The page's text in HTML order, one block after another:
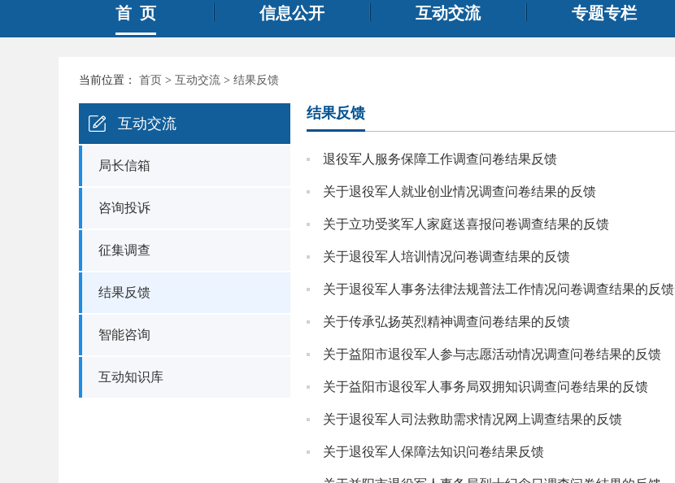
首 页 信息公开 互动交流 专题专栏
当前位置： 首页 > 互动交流 > 结果反馈
互动交流
局长信箱
咨询投诉
征集调查
结果反馈
智能咨询
互动知识库
结果反馈
退役军人服务保障工作调查问卷结果反馈
关于退役军人就业创业情况调查问卷结果的反馈
关于立功受奖军人家庭送喜报问卷调查结果的反馈
关于退役军人培训情况问卷调查结果的反馈
关于退役军人事务法律法规普法工作情况问卷调查结果的反馈
关于传承弘扬英烈精神调查问卷结果的反馈
关于益阳市退役军人参与志愿活动情况调查问卷结果的反馈
关于益阳市退役军人事务局双拥知识调查问卷结果的反馈
关于退役军人司法救助需求情况网上调查结果的反馈
关于退役军人保障法知识问卷结果反馈